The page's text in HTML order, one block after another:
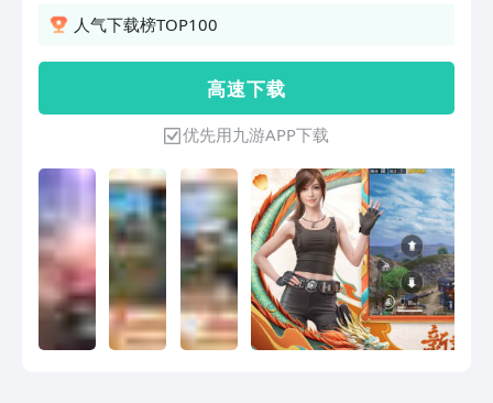
地图，打造指尖战场，全方面自由施展战
光子工作室群超过300人团队研发，给您
带来一场震撼的竞技体验。
人气下载榜TOP100
高 速 下 载
优先用九游APP下载